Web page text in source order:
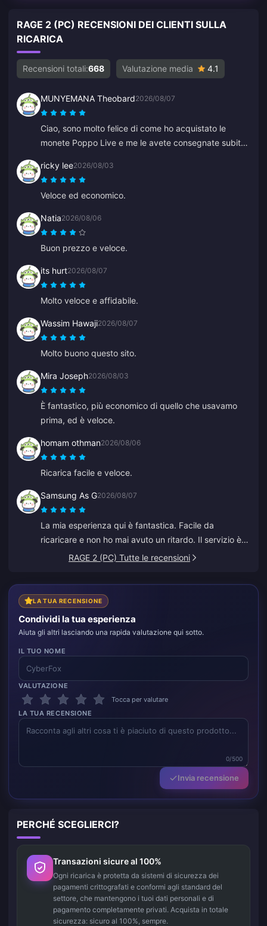
RAGE 2 (PC) RECENSIONI DEI CLIENTI SULLA
RICARICA
Recensioni totali:668 Valutazione media 4.1
MUNYEMANA Theobard2026/08/07
Ciao, sono molto felice di come ho acquistato le
monete Poppo Live e me le avete consegnate subito
vostra app e di come mi ha guidato. Grazie,
continuate così.
ricky lee2026/08/03
Veloce ed economico.
Natia2026/08/06
Buon prezzo e veloce.
its hurt2026/08/07
Molto veloce e affidabile.
Wassim Hawaji2026/08/07
Molto buono questo sito.
Mira Joseph2026/08/03
È fantastico, più economico di quello che usavamo
prima, ed è veloce.
homam othman2026/08/06
Ricarica facile e veloce.
Samsung As G2026/08/07
La mia esperienza qui è fantastica. Facile da
ricaricare e non ho mai avuto un ritardo. Il servizio è
eccellente. Continuate così.
RAGE 2 (PC) Tutte le recensioni
LA TUA RECENSIONE
Condividi la tua esperienza
Aiuta gli altri lasciando una rapida valutazione qui sotto.
IL TUO NOME
VALUTAZIONE
Tocca per valutare
LA TUA RECENSIONE
0/500
Invia recensione
PERCHÉ SCEGLIERCI?
Transazioni sicure al 100%
Ogni ricarica è protetta da sistemi di sicurezza dei
pagamenti crittografati e conformi agli standard del
settore, che mantengono i tuoi dati personali e di
pagamento completamente privati. Acquista in totale
sicurezza: sicuro al 100%, sempre.